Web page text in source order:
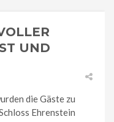
UND
die Gäste zu
Ehrenstein